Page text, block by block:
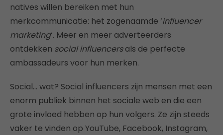
natives willen bereiken met hun
merkcommunicatie: het zogenaamde ‘influencer
marketing‘. Meer en meer adverteerders
ontdekken social influencersals de perfecte
ambassadeurs voor hun merken.
Social… wat? Social influencers zijn mensen met een
enorm publiek binnen het sociale web en die een
grote invloed hebben op hun volgers. Ze zijn steeds
vaker te vinden op YouTube, Facebook, Instagram,